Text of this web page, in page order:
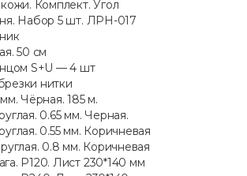
Комплект. Угол
Набор 5 шт. ЛРН-017
50 см
S+U — 4 шт
нитки
Чёрная. 185 м.
0.65 мм. Черная.
0.55 мм. Коричневая
0.8 мм. Коричневая
P120. Лист 230*140 мм